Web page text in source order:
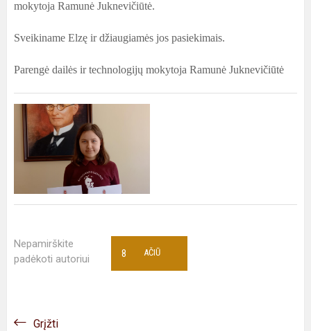
mokytoja Ramunė Juknevičiūtė.
Sveikiname Elzę ir džiaugiamės jos pasiekimais.
Parengė dailės ir technologijų mokytoja Ramunė Juknevičiūtė
Nepamirškite
padėkoti autoriui
AČIŪ
8
Grįžti